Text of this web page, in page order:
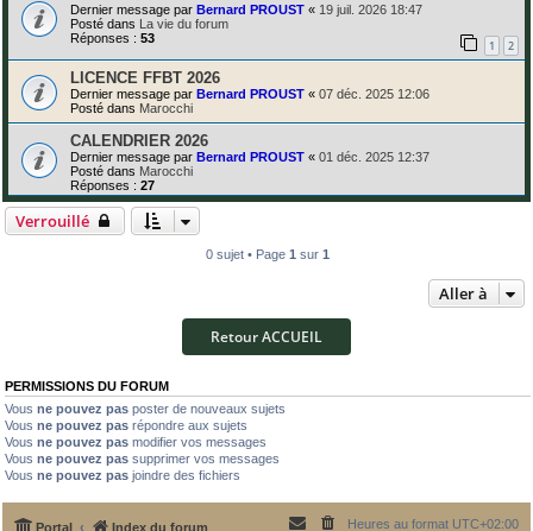
Dernier message par Bernard PROUST « 19 juil. 2026 18:47
Posté dans La vie du forum
Réponses : 53 1 2
LICENCE FFBT 2026
Dernier message par Bernard PROUST « 07 déc. 2025 12:06
Posté dans Marocchi
CALENDRIER 2026
Dernier message par Bernard PROUST « 01 déc. 2025 12:37
Posté dans Marocchi
Réponses : 27
Verrouillé
0 sujet • Page 1 sur 1
Aller à
Retour ACCUEIL
PERMISSIONS DU FORUM
Vous ne pouvez pas poster de nouveaux sujets
Vous ne pouvez pas répondre aux sujets
Vous ne pouvez pas modifier vos messages
Vous ne pouvez pas supprimer vos messages
Vous ne pouvez pas joindre des fichiers
Portal Index du forum Heures au format UTC+02:00